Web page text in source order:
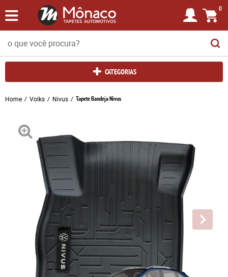
0
CATEGORIAS
Home Volks Nivus Tapete Bandeja Nivus